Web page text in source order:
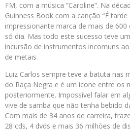
FM, com a música “Caroline”. Na
Guinness Book com a canção “É tarde
impressionante marca de mais de
só dia. Mas todo este sucesso teve
incursão de instrumentos incomuns
de metais.
Luiz Carlos sempre teve a batuta nas
do Raça Negra e é um ícone entre os
posteriormente. Impossível falar em
vive de samba que não tenha bebido
Com mais de 34 anos de carreira,
28 cds, 4 dvds e mais 36 milhões de